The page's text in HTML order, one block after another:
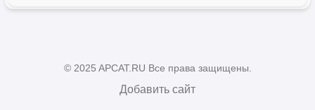
© 2025 APCAT.RU Все права защищены.
Добавить сайт